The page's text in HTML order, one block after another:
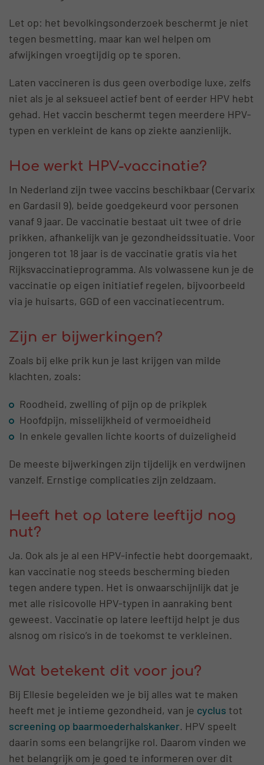
Let op: het bevolkingsonderzoek beschermt je niet
tegen besmetting, maar kan wel helpen om
afwijkingen vroegtijdig op te sporen.
Laten vaccineren is dus geen overbodige luxe, zelfs
niet als je al seksueel actief bent of eerder HPV hebt
gehad. Het vaccin beschermt tegen meerdere HPV-
typen en verkleint de kans op ziekte aanzienlijk.
Hoe werkt HPV-vaccinatie?
In Nederland zijn twee vaccins beschikbaar (Cervarix
en Gardasil 9), beide goedgekeurd voor personen
vanaf 9 jaar. De vaccinatie bestaat uit twee of drie
prikken, afhankelijk van je gezondheidssituatie. Voor
jongeren tot 18 jaar is de vaccinatie gratis via het
Rijksvaccinatieprogramma. Als volwassene kun je de
vaccinatie op eigen initiatief regelen, bijvoorbeeld
via je huisarts, GGD of een vaccinatiecentrum.
Zijn er bijwerkingen?
Zoals bij elke prik kun je last krijgen van milde
klachten, zoals:
Roodheid, zwelling of pijn op de prikplek
Hoofdpijn, misselijkheid of vermoeidheid
In enkele gevallen lichte koorts of duizeligheid
De meeste bijwerkingen zijn tijdelijk en verdwijnen
vanzelf. Ernstige complicaties zijn zeldzaam.
Heeft het op latere leeftijd nog
nut?
Ja. Ook als je al een HPV-infectie hebt doorgemaakt,
kan vaccinatie nog steeds bescherming bieden
tegen andere typen. Het is onwaarschijnlijk dat je
met alle risicovolle HPV-typen in aanraking bent
geweest. Vaccinatie op latere leeftijd helpt je dus
alsnog om risico’s in de toekomst te verkleinen.
Wat betekent dit voor jou?
Bij Ellesie begeleiden we je bij alles wat te maken
heeft met je intieme gezondheid, van je cyclus tot
screening op baarmoederhalskanker. HPV speelt
daarin soms een belangrijke rol. Daarom vinden we
het belangrijk om je goed te informeren over dit